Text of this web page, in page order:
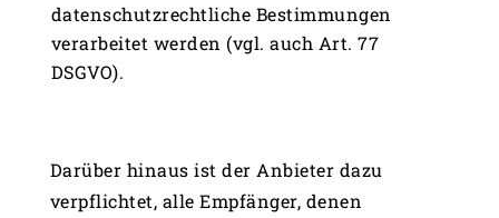
datenschutzrechtliche Bestimmungen
verarbeitet werden (vgl. auch Art. 77
DSGVO).
Darüber hinaus ist der Anbieter dazu
verpflichtet, alle Empfänger, denen